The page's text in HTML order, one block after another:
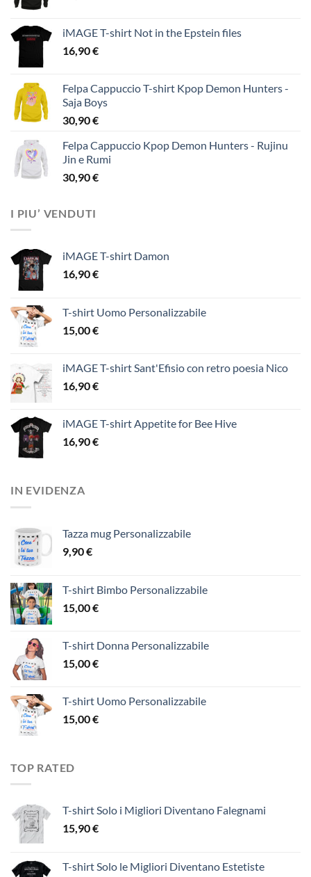
iMAGE T-shirt Not in the Epstein files
16,90€
Felpa Cappuccio T-shirt Kpop Demon Hunters -
Saja Boys
30,90€
Felpa Cappuccio Kpop Demon Hunters - Rujinu
Jin e Rumi
30,90€
I PIU’ VENDUTI
iMAGE T-shirt Damon
16,90€
T-shirt Uomo Personalizzabile
15,00€
iMAGE T-shirt Sant'Efisio con retro poesia Nico
16,90€
iMAGE T-shirt Appetite for Bee Hive
16,90€
IN EVIDENZA
Tazza mug Personalizzabile
9,90€
T-shirt Bimbo Personalizzabile
15,00€
T-shirt Donna Personalizzabile
15,00€
T-shirt Uomo Personalizzabile
15,00€
TOP RATED
T-shirt Solo i Migliori Diventano Falegnami
15,90€
T-shirt Solo le Migliori Diventano Estetiste